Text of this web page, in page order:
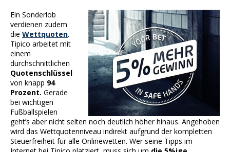
Ein Sonderlob
verdienen zudem
die Wettquoten.
Tipico arbeitet mit
einem
durchschnittlichen
Quotenschlüssel
von knapp 94
Prozent. Gerade
bei wichtigen
Fußballspielen
geht’s aber nicht selten noch deutlich höher hinaus. Angehoben
wird das Wettquotenniveau indirekt aufgrund der kompletten
Steuerfreiheit für alle Onlinewetten. Wer seine Tipps im